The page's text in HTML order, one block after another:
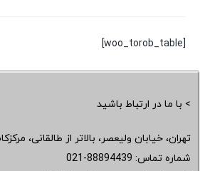
[woo_torob_table]
> با ما در ارتباط باشید
تهران، خیابان ولیعصر، بالاتر از طالقانی،
شماره تماس: 021-88894439